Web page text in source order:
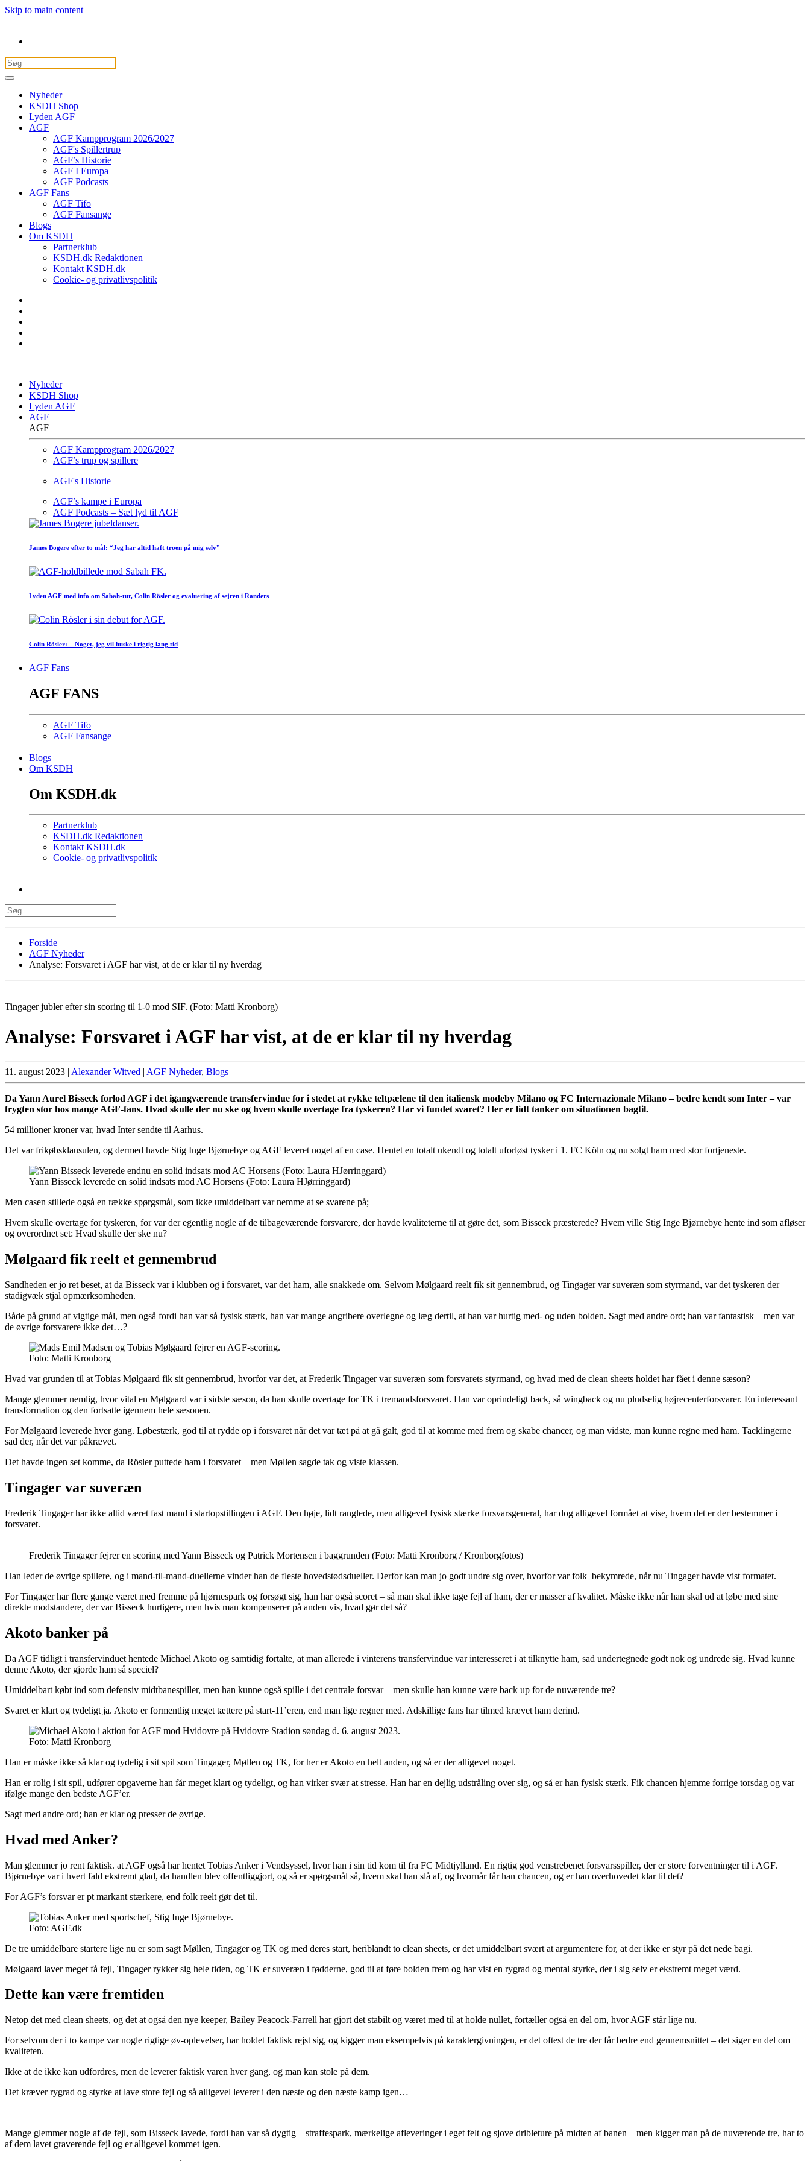
Skip to main content
Nyheder
KSDH Shop
Lyden AGF
AGF
AGF Kampprogram 2026/2027
AGF's Spillertrup
AGF’s Historie
AGF I Europa
AGF Podcasts
AGF Fans
AGF Tifo
AGF Fansange
Blogs
Om KSDH
Partnerklub
KSDH.dk Redaktionen
Kontakt KSDH.dk
Cookie- og privatlivspolitik
Nyheder
KSDH Shop
Lyden AGF
AGF
AGF
AGF Kampprogram 2026/2027
AGF’s trup og spillere
AGF's Historie
AGF’s kampe i Europa
AGF Podcasts – Sæt lyd til AGF
James Bogere efter to mål: “Jeg har altid haft troen på mig selv”
Lyden AGF med info om Sabah-tur, Colin Rösler og evaluering af sejren i Randers
Colin Rösler: – Noget, jeg vil huske i rigtig lang tid
AGF Fans
AGF FANS
AGF Tifo
AGF Fansange
Blogs
Om KSDH
Om KSDH.dk
Partnerklub
KSDH.dk Redaktionen
Kontakt KSDH.dk
Cookie- og privatlivspolitik
Forside
AGF Nyheder
Analyse: Forsvaret i AGF har vist, at de er klar til ny hverdag
Tingager jubler efter sin scoring til 1-0 mod SIF. (Foto: Matti Kronborg)
Analyse: Forsvaret i AGF har vist, at de er klar til ny hverdag
11. august 2023 | Alexander Witved | AGF Nyheder, Blogs
Da Yann Aurel Bisseck forlod AGF i det igangværende transfervindue for i stedet at rykke teltpælene til den italiensk modeby Milano og FC Internazionale Milano – bedre kendt som Inter – var
frygten stor hos mange AGF-fans. Hvad skulle der nu ske og hvem skulle overtage fra tyskeren? Har vi fundet svaret? Her er lidt tanker om situationen bagtil.
54 millioner kroner var, hvad Inter sendte til Aarhus.
Det var frikøbsklausulen, og dermed havde Stig Inge Bjørnebye og AGF leveret noget af en case. Hentet en totalt ukendt og totalt uforløst tysker i 1. FC Köln og nu solgt ham med stor fortjeneste.
Yann Bisseck leverede en solid indsats mod AC Horsens (Foto: Laura HJørringgard)
Men casen stillede også en række spørgsmål, som ikke umiddelbart var nemme at se svarene på;
Hvem skulle overtage for tyskeren, for var der egentlig nogle af de tilbageværende forsvarere, der havde kvaliteterne til at gøre det, som Bisseck præsterede? Hvem ville Stig Inge Bjørnebye hente ind som afløser
og overordnet set: Hvad skulle der ske nu?
Mølgaard fik reelt et gennembrud
Sandheden er jo ret beset, at da Bisseck var i klubben og i forsvaret, var det ham, alle snakkede om. Selvom Mølgaard reelt fik sit gennembrud, og Tingager var suveræn som styrmand, var det tyskeren der
stadigvæk stjal opmærksomheden.
Både på grund af vigtige mål, men også fordi han var så fysisk stærk, han var mange angribere overlegne og læg dertil, at han var hurtig med- og uden bolden. Sagt med andre ord; han var fantastisk – men var
de øvrige forsvarere ikke det…?
Foto: Matti Kronborg
Hvad var grunden til at Tobias Mølgaard fik sit gennembrud, hvorfor var det, at Frederik Tingager var suveræn som forsvarets styrmand, og hvad med de clean sheets holdet har fået i denne sæson?
Mange glemmer nemlig, hvor vital en Mølgaard var i sidste sæson, da han skulle overtage for TK i tremandsforsvaret. Han var oprindeligt back, så wingback og nu pludselig højrecenterforsvarer. En interessant
transformation og den fortsatte igennem hele sæsonen.
For Mølgaard leverede hver gang. Løbestærk, god til at rydde op i forsvaret når det var tæt på at gå galt, god til at komme med frem og skabe chancer, og man vidste, man kunne regne med ham. Tacklingerne
sad der, når det var påkrævet.
Det havde ingen set komme, da Rösler puttede ham i forsvaret – men Møllen sagde tak og viste klassen.
Tingager var suveræn
Frederik Tingager har ikke altid været fast mand i startopstillingen i AGF. Den høje, lidt ranglede, men alligevel fysisk stærke forsvarsgeneral, har dog alligevel formået at vise, hvem det er der bestemmer i
forsvaret.
Frederik Tingager fejrer en scoring med Yann Bisseck og Patrick Mortensen i baggrunden (Foto: Matti Kronborg / Kronborgfotos)
Han leder de øvrige spillere, og i mand-til-mand-duellerne vinder han de fleste hovedstødsdueller. Derfor kan man jo godt undre sig over, hvorfor var folk bekymrede, når nu Tingager havde vist formatet.
For Tingager har flere gange været med fremme på hjørnespark og forsøgt sig, han har også scoret – så man skal ikke tage fejl af ham, der er masser af kvalitet. Måske ikke når han skal ud at løbe med sine
direkte modstandere, der var Bisseck hurtigere, men hvis man kompenserer på anden vis, hvad gør det så?
Akoto banker på
Da AGF tidligt i transfervinduet hentede Michael Akoto og samtidig fortalte, at man allerede i vinterens transfervindue var interesseret i at tilknytte ham, sad undertegnede godt nok og undrede sig. Hvad kunne
denne Akoto, der gjorde ham så speciel?
Umiddelbart købt ind som defensiv midtbanespiller, men han kunne også spille i det centrale forsvar – men skulle han kunne være back up for de nuværende tre?
Svaret er klart og tydeligt ja. Akoto er formentlig meget tættere på start-11’eren, end man lige regner med. Adskillige fans har tilmed krævet ham derind.
Foto: Matti Kronborg
Han er måske ikke så klar og tydelig i sit spil som Tingager, Møllen og TK, for her er Akoto en helt anden, og så er der alligevel noget.
Han er rolig i sit spil, udfører opgaverne han får meget klart og tydeligt, og han virker svær at stresse. Han har en dejlig udstråling over sig, og så er han fysisk stærk. Fik chancen hjemme forrige torsdag og var
ifølge mange den bedste AGF’er.
Sagt med andre ord; han er klar og presser de øvrige.
Hvad med Anker?
Man glemmer jo rent faktisk. at AGF også har hentet Tobias Anker i Vendsyssel, hvor han i sin tid kom til fra FC Midtjylland. En rigtig god venstrebenet forsvarsspiller, der er store forventninger til i AGF.
Bjørnebye var i hvert fald ekstremt glad, da handlen blev offentliggjort, og så er spørgsmål så, hvem skal han slå af, og hvornår får han chancen, og er han overhovedet klar til det?
For AGF’s forsvar er pt markant stærkere, end folk reelt gør det til.
Foto: AGF.dk
De tre umiddelbare startere lige nu er som sagt Møllen, Tingager og TK og med deres start, heriblandt to clean sheets, er det umiddelbart svært at argumentere for, at der ikke er styr på det nede bagi.
Mølgaard laver meget få fejl, Tingager rykker sig hele tiden, og TK er suveræn i fødderne, god til at føre bolden frem og har vist en rygrad og mental styrke, der i sig selv er ekstremt meget værd.
Dette kan være fremtiden
Netop det med clean sheets, og det at også den nye keeper, Bailey Peacock-Farrell har gjort det stabilt og været med til at holde nullet, fortæller også en del om, hvor AGF står lige nu.
For selvom der i to kampe var nogle rigtige øv-oplevelser, har holdet faktisk rejst sig, og kigger man eksempelvis på karaktergivningen, er det oftest de tre der får bedre end gennemsnittet – det siger en del om
kvaliteten.
Ikke at de ikke kan udfordres, men de leverer faktisk varen hver gang, og man kan stole på dem.
Det kræver rygrad og styrke at lave store fejl og så alligevel leverer i den næste og den næste kamp igen…
Mange glemmer nogle af de fejl, som Bisseck lavede, fordi han var så dygtig – straffespark, mærkelige afleveringer i eget felt og sjove dribleture på midten af banen – men kigger man på de nuværende tre, har to
af dem lavet graverende fejl og er alligevel kommet igen.